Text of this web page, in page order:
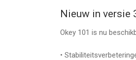
--
Okey 101 - stenen
Nieuw in versie
Okey 101 is nu
•